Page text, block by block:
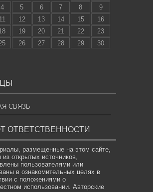
4 5 6 7 8
9
11 12 13 14 15
16
19 20 21 22
23
26 27 28 29
30
СВЯЗЬ
ОТВЕТСТВЕННОСТИ
размещенные на этом сайте,
из открытых источников,
пользователями или
в ознакомительных целях в
с положениями о
использовании. Авторские